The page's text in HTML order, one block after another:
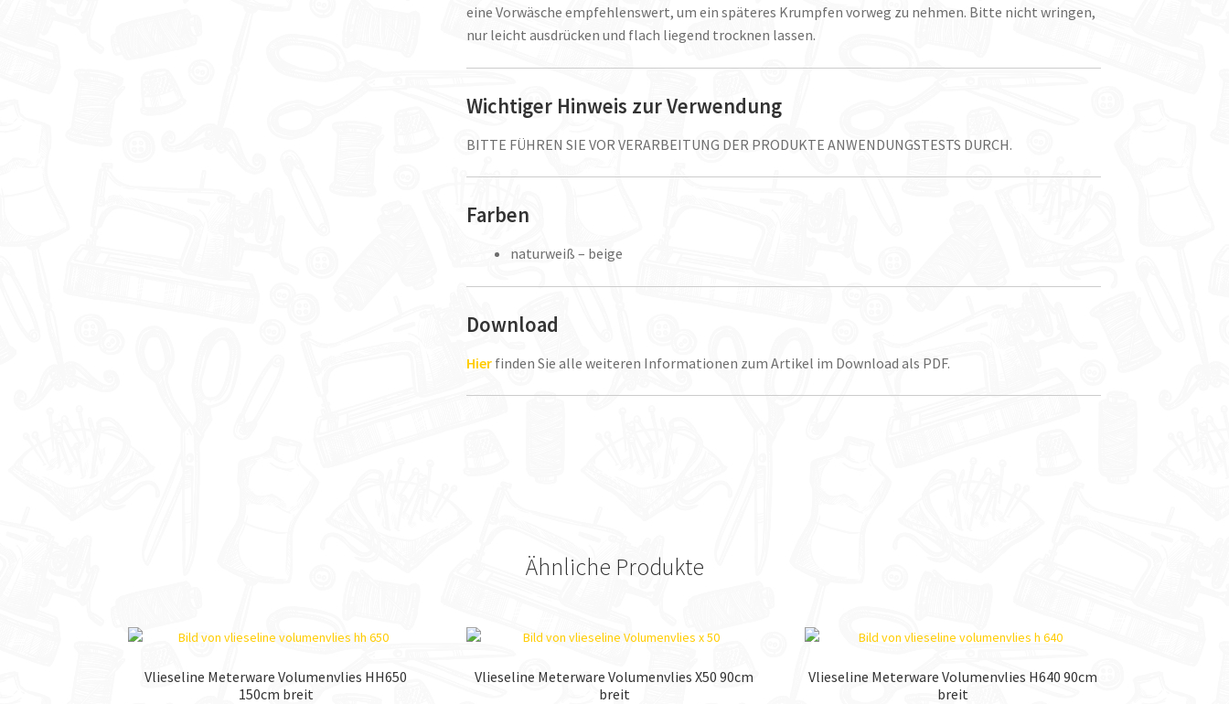
eine Vorwäsche empfehlenswert, um ein späteres Krumpfen vorweg zu nehmen. Bitte nicht wringen,
nur leicht ausdrücken und flach liegend trocknen lassen.
Wichtiger Hinweis zur Verwendung
BITTE FÜHREN SIE VOR VERARBEITUNG DER PRODUKTE ANWENDUNGSTESTS DURCH.
Farben
naturweiß – beige
Download
Hier finden Sie alle weiteren Informationen zum Artikel im Download als PDF.
Ähnliche Produkte
Vlieseline Meterware Volumenvlies HH650
150cm breit
Vlieseline Meterware Volumenvlies X50 90cm
breit
Vlieseline Meterware Volumenvlies H640 90cm
breit